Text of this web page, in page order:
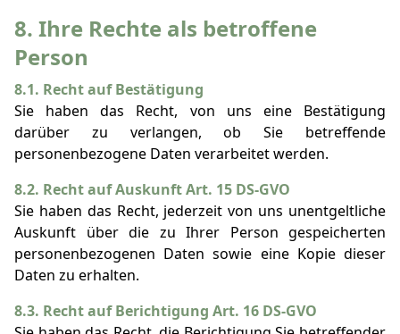
8. Ihre Rechte als betroffene
Person
8.1. Recht auf Bestätigung
Sie haben das Recht, von uns eine Bestätigung
darüber zu verlangen, ob Sie betreffende
personenbezogene Daten verarbeitet werden.
8.2. Recht auf Auskunft Art. 15 DS-GVO
Sie haben das Recht, jederzeit von uns unentgeltliche
Auskunft über die zu Ihrer Person gespeicherten
personenbezogenen Daten sowie eine Kopie dieser
Daten zu erhalten.
8.3. Recht auf Berichtigung Art. 16 DS-GVO